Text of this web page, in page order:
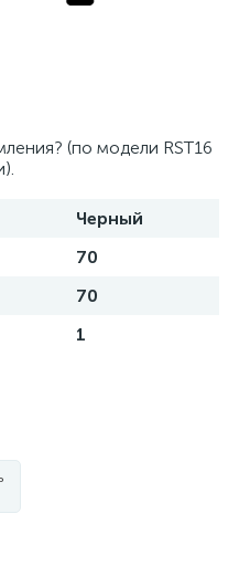
(по модели RST16
Черный
70
70
1